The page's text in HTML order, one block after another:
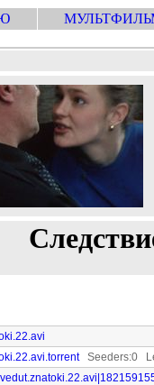
Seeders:0